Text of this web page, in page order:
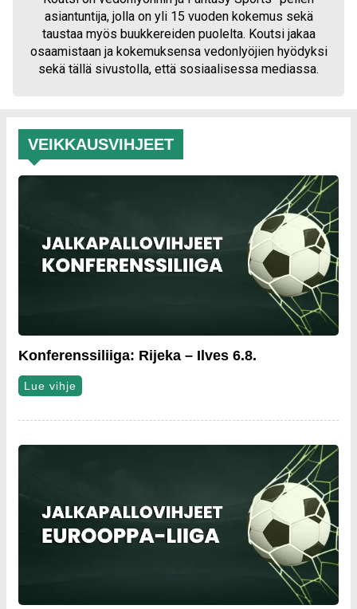
asiantuntija, jolla on yli 15 vuoden kokemus sekä
taustaa myös buukkereiden puolelta. Koutsi jakaa
osaamistaan ja kokemuksensa vedonlyöjien hyödyksi
sekä tällä sivustolla, että sosiaalisessa mediassa.
VEIKKAUSVIHJEET
Konferenssiliiga: Rijeka – Ilves 6.8.
Lue vihje